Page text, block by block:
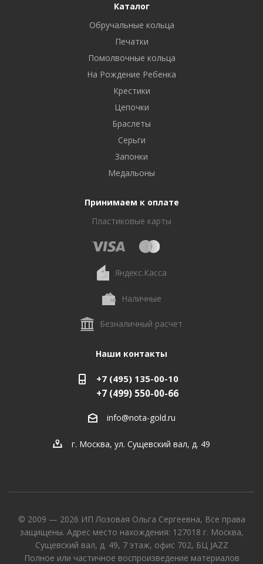
Каталог
Обручальные кольца
Печатки
Помолвочные кольца
На Рождение Ребенка
Крестики
Цепочки
Браслеты
Серьги
Запонки
Медальоны
Принимаем к оплате
Пластиковые карты
Яндекс.Касса
Наличные
Безналичный расчет
Наши контакты
+7 (495) 135-00-10
+7 (499) 550-00-66
info@nota-gold.ru
г. Москва, ул. Сущевский вал, д. 49
© 2009 — 2026 ИП Лозовая Ольга Сергеевна, Все права
защищены. Адрес место нахождения: 127018 г. Москва,
Сущевский вал, д. 49, 7 этаж, офис 702, БЦ JAZZ
Полное или частичное воспроизведение материалов